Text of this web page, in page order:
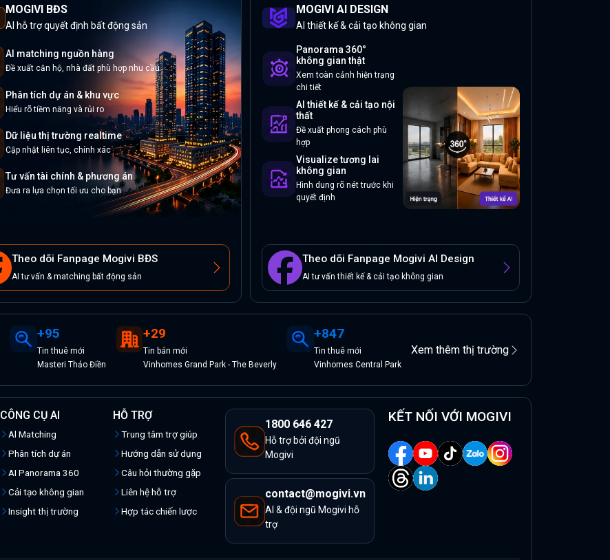
MOGIVI BĐS
AI hỗ trợ quyết định bất động sản
AI matching nguồn hàng
Đề xuất căn hộ, nhà đất phù hợp nhu cầu
Phân tích dự án & khu vực
Hiểu rõ tiềm năng và rủi ro
Dữ liệu thị trường realtime
Cập nhật liên tục, chính xác
Tư vấn tài chính & phương án
Đưa ra lựa chọn tối ưu cho bạn
Theo dõi Fanpage Mogivi BĐS
AI tư vấn & matching bất động sản
MOGIVI AI DESIGN
AI thiết kế & cải tạo không gian
Panorama 360°
không gian thật
Xem toàn cảnh hiện trạng
chi tiết
AI thiết kế & cải tạo nội
thất
Đề xuất phong cách phù
hợp
Visualize tương lai
không gian
Hình dung rõ nét trước khi
quyết định
Theo dõi Fanpage Mogivi AI Design
AI tư vấn thiết kế & cải tạo không gian
+95
Tinthuê mới
Masteri Thảo Điền
+29
Tin bán mới
Vinhomes Grand Park - The Beverly
+847
Tinthuê mới
Vinhomes Central Park
Xem thêm thị trường
CÔNG CỤ AI
Al Matching
Phân tích dự án
AI Panorama 360
Cải tạo không gian
Insight thị trường
HỖ TRỢ
Trung tâm trợ giúp
Hướng dẫn sử dụng
Câu hỏi thường gặp
Liên hệ hỗ trợ
Hợp tác chiến lược
1800 646 427
Hỗ trợ bởi đội ngũ
Mogivi
contact@mogivi.vn
AI & đội ngũ Mogivi hỗ
trợ
KẾT NỐI VỚI MOGIVI